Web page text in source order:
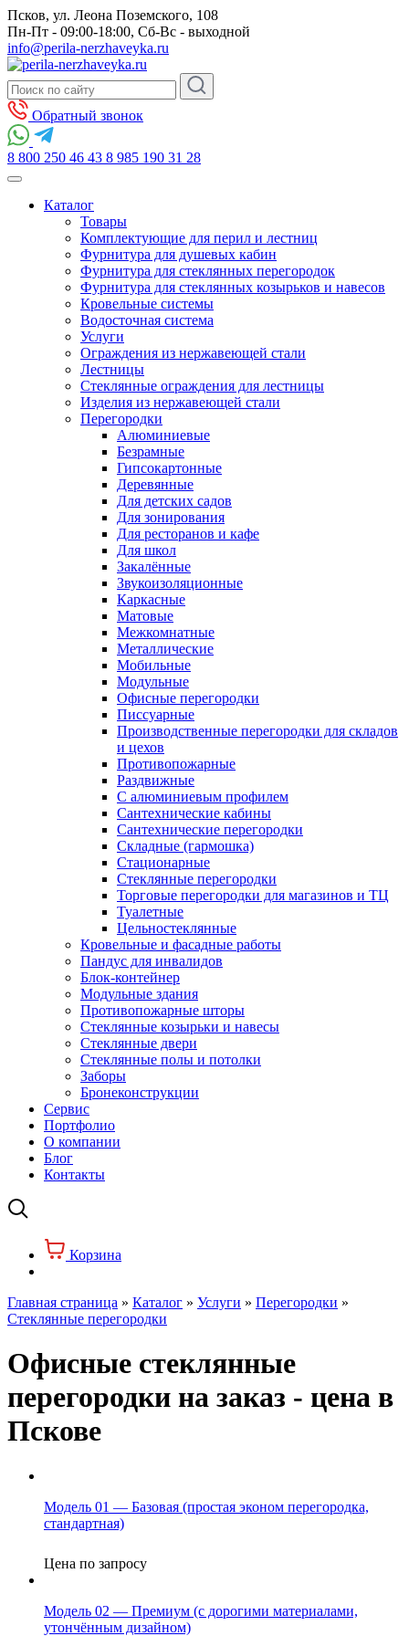
Псков, ул. Леона Поземского, 108
Пн-Пт - 09:00-18:00, Сб-Вс - выходной
info@perila-nerzhaveyka.ru
Обратный звонок
8 800 250 46 43 8 985 190 31 28
Каталог
Товары
Комплектующие для перил и лестниц
Фурнитура для душевых кабин
Фурнитура для стеклянных перегородок
Фурнитура для стеклянных козырьков и навесов
Кровельные системы
Водосточная система
Услуги
Ограждения из нержавеющей стали
Лестницы
Стеклянные ограждения для лестницы
Изделия из нержавеющей стали
Перегородки
Алюминиевые
Безрамные
Гипсокартонные
Деревянные
Для детских садов
Для зонирования
Для ресторанов и кафе
Для школ
Закалённые
Звукоизоляционные
Каркасные
Матовые
Межкомнатные
Металлические
Мобильные
Модульные
Офисные перегородки
Писсуарные
Производственные перегородки для складов
и цехов
Противопожарные
Раздвижные
С алюминиевым профилем
Сантехнические кабины
Сантехнические перегородки
Складные (гармошка)
Стационарные
Стеклянные перегородки
Торговые перегородки для магазинов и ТЦ
Туалетные
Цельностеклянные
Кровельные и фасадные работы
Пандус для инвалидов
Блок-контейнер
Модульные здания
Противопожарные шторы
Стеклянные козырьки и навесы
Стеклянные двери
Стеклянные полы и потолки
Заборы
Бронеконструкции
Сервис
Портфолио
О компании
Блог
Контакты
Корзина
Главная страница » Каталог » Услуги » Перегородки »
Стеклянные перегородки
Офисные стеклянные
перегородки на заказ - цена в
Пскове
Модель 01 — Базовая (простая эконом перегородка,
стандартная)
Цена по запросу
Модель 02 — Премиум (с дорогими материалами,
утончённым дизайном)